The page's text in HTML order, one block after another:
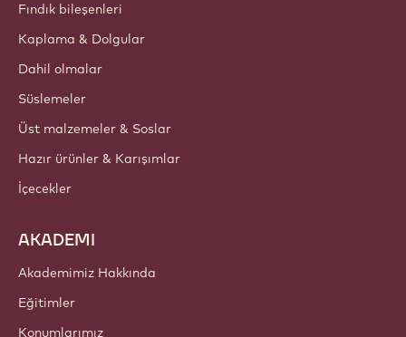
Fındık bileşenleri
Kaplama & Dolgular
Dahil olmalar
Süslemeler
Üst malzemeler & Soslar
Hazır ürünler & Karışımlar
İçecekler
AKADEMI
Akademimiz Hakkında
Eğitimler
Konumlarımız